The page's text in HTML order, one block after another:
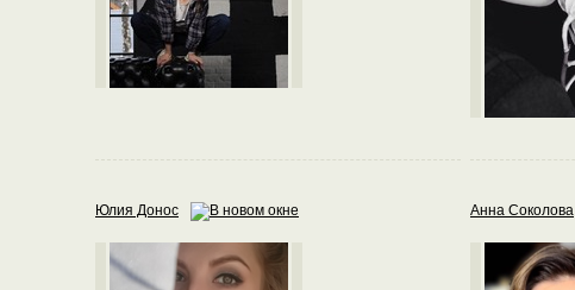
Юлия Донос
Анна Соколова